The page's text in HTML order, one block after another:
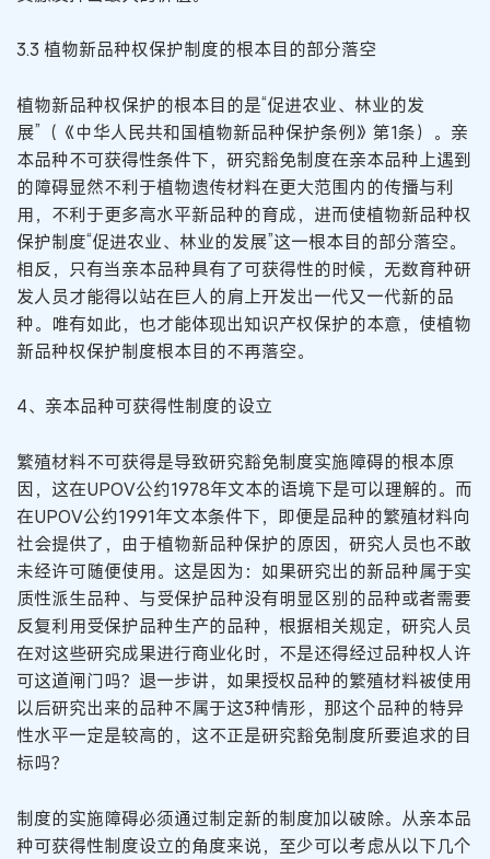
3.3 植物新品种权保护制度的根本目的部分落空
植物新品种权保护的根本目的是“促进农业、林业的发
展”（《中华人民共和国植物新品种保护条例》第1条）。亲
本品种不可获得性条件下，研究豁免制度在亲本品种上遇到
的障碍显然不利于植物遗传材料在更大范围内的传播与利
用，不利于更多高水平新品种的育成，进而使植物新品种权
保护制度“促进农业、林业的发展”这一根本目的部分落空。
相反，只有当亲本品种具有了可获得性的时候，无数育种研
发人员才能得以站在巨人的肩上开发出一代又一代新的品
种。唯有如此，也才能体现出知识产权保护的本意，使植物
新品种权保护制度根本目的不再落空。
4、亲本品种可获得性制度的设立
繁殖材料不可获得是导致研究豁免制度实施障碍的根本原
因，这在UPOV公约1978年文本的语境下是可以理解的。而
在UPOV公约1991年文本条件下，即便是品种的繁殖材料向
社会提供了，由于植物新品种保护的原因，研究人员也不敢
未经许可随便使用。这是因为：如果研究出的新品种属于实
质性派生品种、与受保护品种没有明显区别的品种或者需要
反复利用受保护品种生产的品种，根据相关规定，研究人员
在对这些研究成果进行商业化时，不是还得经过品种权人许
可这道闸门吗？退一步讲，如果授权品种的繁殖材料被使用
以后研究出来的品种不属于这3种情形，那这个品种的特异
性水平一定是较高的，这不正是研究豁免制度所要追求的目
标吗？
制度的实施障碍必须通过制定新的制度加以破除。从亲本品
种可获得性制度设立的角度来说，至少可以考虑从以下几个